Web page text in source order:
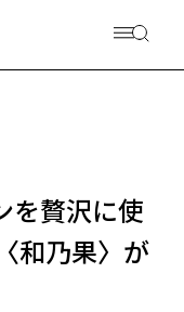
を贅沢に使
和乃果〉が